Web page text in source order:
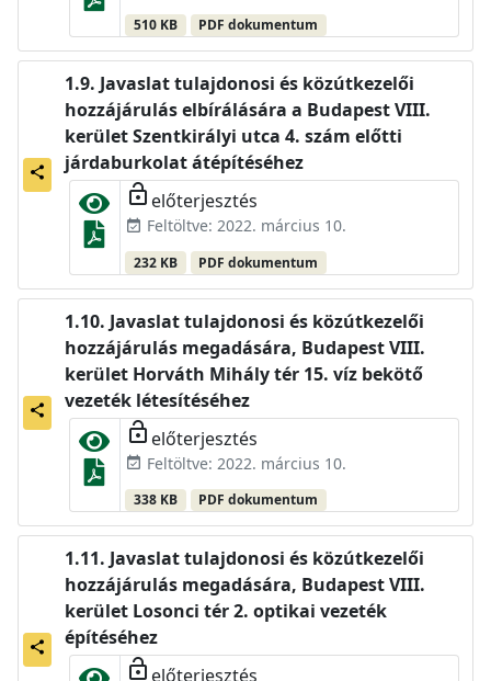
510 KB PDF dokumentum
share
Javaslat tulajdonosi és közútkezelői
hozzájárulás elbírálására a Budapest VIII.
kerület Szentkirályi utca 4. szám előtti
járdaburkolat átépítéséhez
lock_open előterjesztés
event_available Feltöltve: 2022. március 10.
232 KB PDF dokumentum
share
Javaslat tulajdonosi és közútkezelői
hozzájárulás megadására, Budapest VIII.
kerület Horváth Mihály tér 15. víz bekötő
vezeték létesítéséhez
lock_open előterjesztés
event_available Feltöltve: 2022. március 10.
338 KB PDF dokumentum
share
Javaslat tulajdonosi és közútkezelői
hozzájárulás megadására, Budapest VIII.
kerület Losonci tér 2. optikai vezeték
építéséhez
lock_open előterjesztés